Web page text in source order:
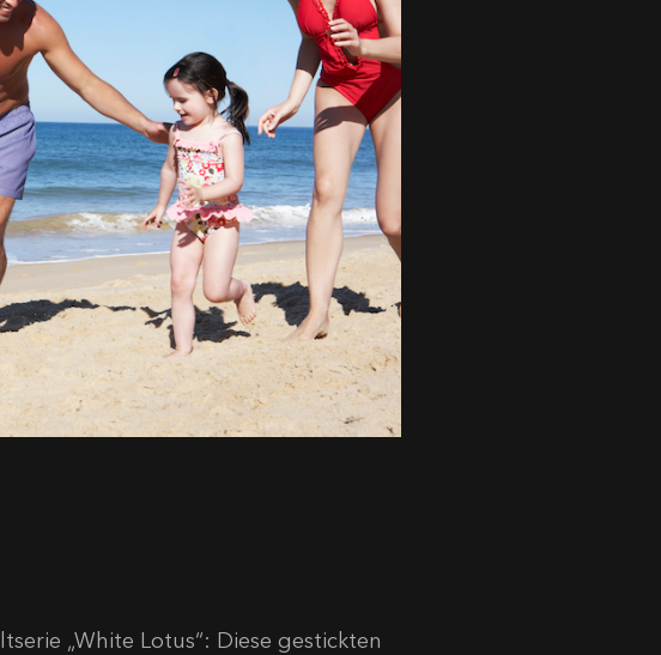
„White Lotus“: Diese gestickten